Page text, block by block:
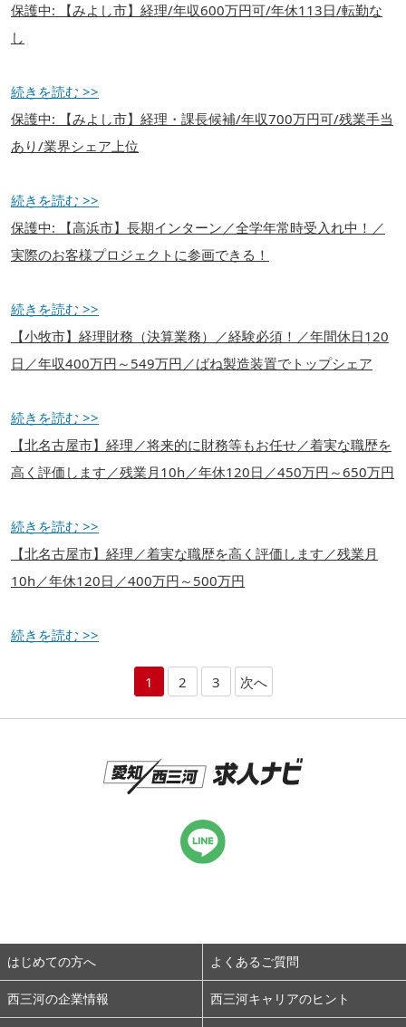
保護中: 【みよし市】経理/年収600万円可/年休113日/転勤な
し
続きを読む >>
保護中: 【みよし市】経理・課長候補/年収700万円可/残業手当
あり/業界シェア上位
続きを読む >>
保護中: 【高浜市】長期インターン／全学年常時受入れ中！／
実際のお客様プロジェクトに参画できる！
続きを読む >>
【小牧市】経理財務（決算業務）／経験必須！／年間休日120
日／年収400万円～549万円／ばね製造装置でトップシェア
続きを読む >>
【北名古屋市】経理／将来的に財務等もお任せ／着実な職歴を
高く評価します／残業月10h／年休120日／450万円～650万円
続きを読む >>
【北名古屋市】経理／着実な職歴を高く評価します／残業月
10h／年休120日／400万円～500万円
続きを読む >>
1 2 3 次へ
はじめての方へ よくあるご質問
西三河の企業情報 西三河キャリアのヒント